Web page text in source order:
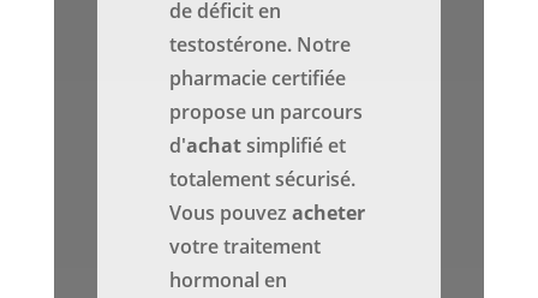
de déficit en
testostérone. Notre
pharmacie certifiée
propose un parcours
d'achatsimplifié et
totalement sécurisé.
Vous pouvezacheter
votre traitement
hormonal en